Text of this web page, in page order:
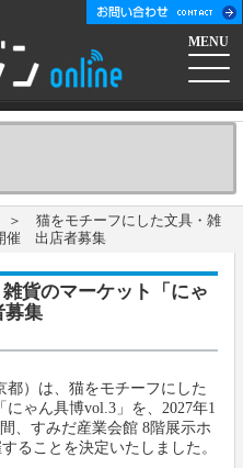
MENU
＞ 猫をモチーフにした文具・雑
催 出店者募集
貨のマーケット「にゃ
集
）は、猫をモチーフにした
ゃん具博vol.3」を、2027年1
、すみだ産業会館 8階展示ホ
ることを決定いたしました。